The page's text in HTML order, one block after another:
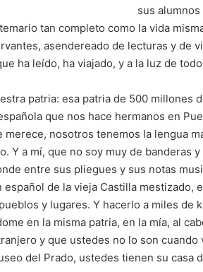
sus
tan completo como la vida
asendereado de lecturas y de
ha leído, ha viajado, y a la luz de
patria: esa patria de 500 millones
que nos hace hermanos en
merece, nosotros tenemos la lengua
Y a mí, que no soy muy de banderas
entre sus pliegues y sus notas
de la vieja Castilla mestizado,
y lugares. Y hacerlo a miles de
en la misma patria, en la mía, al
y que ustedes no lo son cuando
del Prado, ustedes tienen su casa